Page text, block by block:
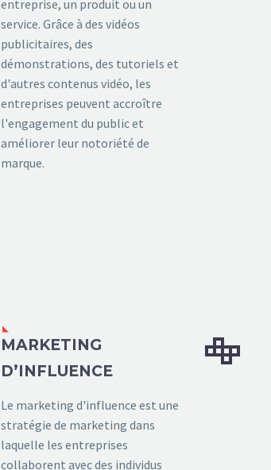
entreprise, un produit ou un
service. Grâce à des vidéos
publicitaires, des
démonstrations, des tutoriels et
d'autres contenus vidéo, les
entreprises peuvent accroître
l'engagement du public et
améliorer leur notoriété de
marque.
MARKETING
D’INFLUENCE
Le marketing d'influence est une
stratégie de marketing dans
laquelle les entreprises
collaborent avec des individus

